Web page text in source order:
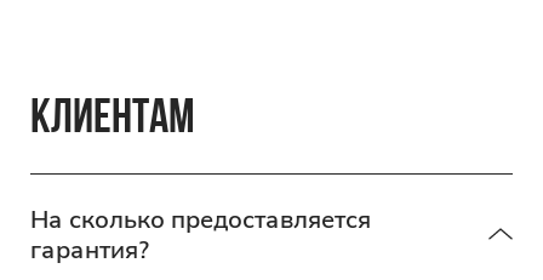
КЛИЕНТАМ
На сколько предоставляется
гарантия?